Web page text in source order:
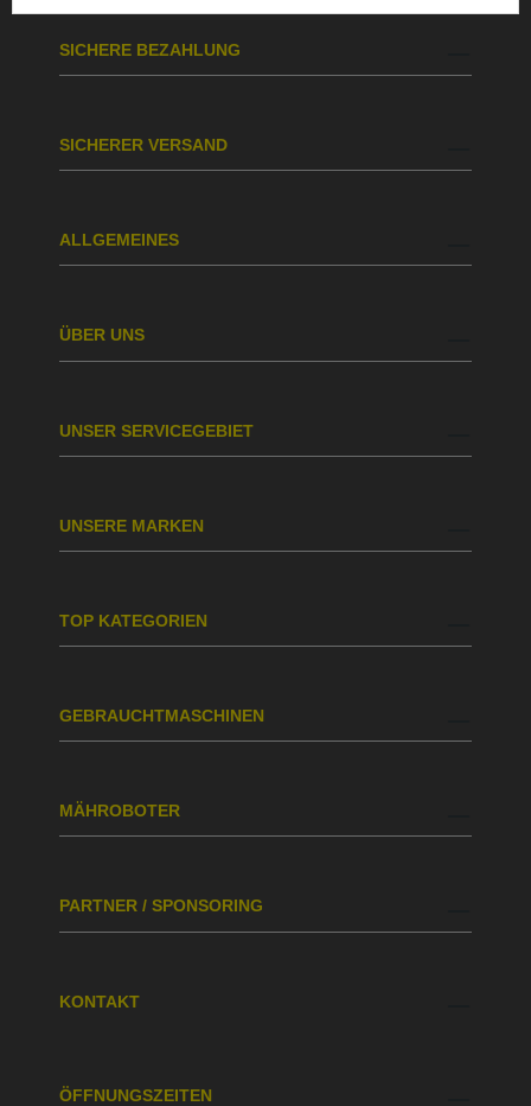
SICHERE BEZAHLUNG
SICHERER VERSAND
ALLGEMEINES
ÜBER UNS
UNSER SERVICEGEBIET
UNSERE MARKEN
TOP KATEGORIEN
GEBRAUCHTMASCHINEN
MÄHROBOTER
PARTNER / SPONSORING
KONTAKT
ÖFFNUNGSZEITEN